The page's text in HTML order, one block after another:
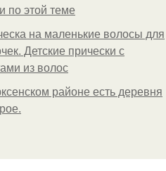
по этой теме
на маленькие волосы для
Детские прически с
из волос
районе есть деревня